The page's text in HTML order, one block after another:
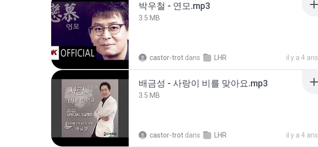
박우철 - 연모.mp3
3.5 MB
castor-trot dans LHR il y a 4 ans
배금성 - 사랑이 비를 맞아요.mp3
3.5 MB
castor-trot dans LHR il y a 4 ans